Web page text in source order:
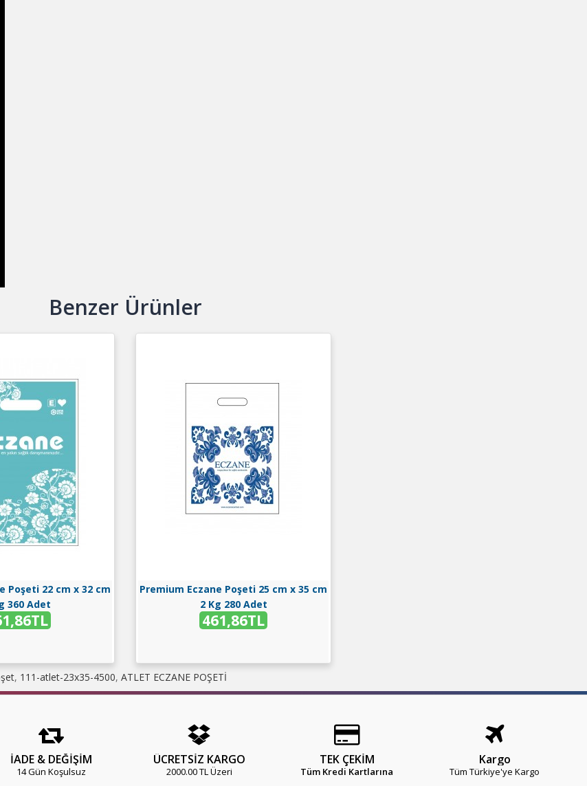
Benzer Ürünler
Poşeti 22 cm x 32 cm
360 Adet
Premium Eczane Poşeti 25 cm x 35 cm
2 Kg 280 Adet
461,86TL
, 111-atlet-23x35-4500, ATLET ECZANE POŞETİ
İADE & DEĞİŞİM
14 Gün Koşulsuz
ÜCRETSİZ KARGO
2000.00 TL Üzeri
TEK ÇEKİM
Tüm Kredi Kartlarına
Kargo
Tüm Türkiye'ye Kargo